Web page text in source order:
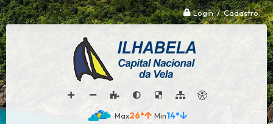
Login / Cadastro
26° 14°